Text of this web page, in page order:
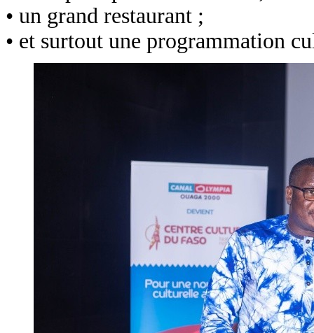
• un grand restaurant ;
• et surtout une programmation